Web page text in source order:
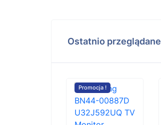
Ostatnio przeglądane
Promocja !